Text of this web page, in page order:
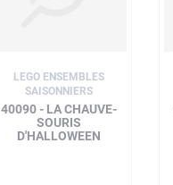
LEGO ENSEMBLES
SAISONNIERS
40090 - LA CHAUVE-
SOURIS
D'HALLOWEEN